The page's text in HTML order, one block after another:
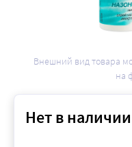
Внешний вид товара
на
Нет в наличии